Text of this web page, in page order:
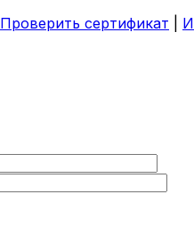
Проверить сертификат